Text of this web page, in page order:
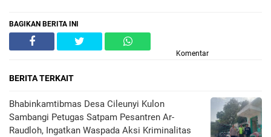
BAGIKAN BERITA INI
Komentar
BERITA TERKAIT
Bhabinkamtibmas Desa Cileunyi Kulon
Sambangi Petugas Satpam Pesantren Ar-
Raudloh, Ingatkan Waspada Aksi Kriminalitas